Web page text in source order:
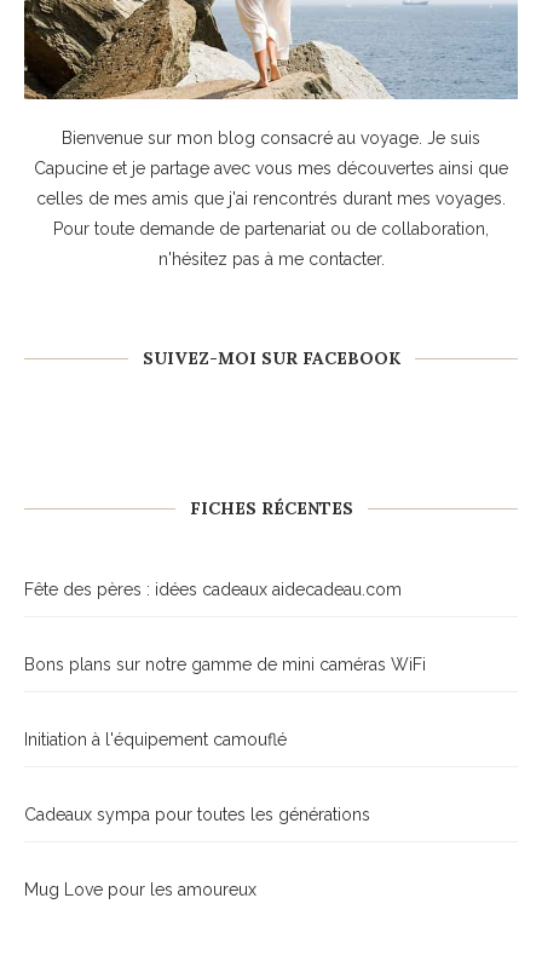
Bienvenue sur mon blog consacré au voyage. Je suis
Capucine et je partage avec vous mes découvertes ainsi que
celles de mes amis que j'ai rencontrés durant mes voyages.
Pour toute demande de partenariat ou de collaboration,
n'hésitez pas à me contacter.
SUIVEZ-MOI SUR FACEBOOK
FICHES RÉCENTES
Fête des pères : idées cadeaux aidecadeau.com
Bons plans sur notre gamme de mini caméras WiFi
Initiation à l'équipement camouflé
Cadeaux sympa pour toutes les générations
Mug Love pour les amoureux